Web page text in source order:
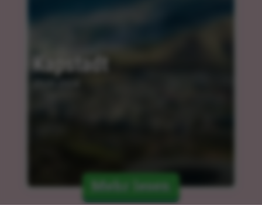
Kapstadt
Mehr lesen